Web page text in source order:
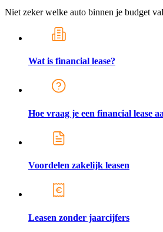
Niet zeker welke auto binnen je budget
Wat is financial lease?
Hoe vraag je een financial lease
Voordelen zakelijk leasen
Leasen zonder jaarcijfers